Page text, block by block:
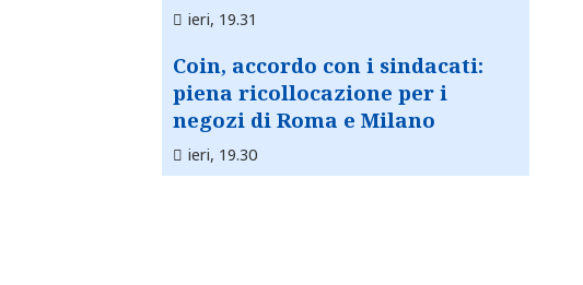
ieri, 19.31
Coin, accordo con i sindacati:
piena ricollocazione per i
negozi di Roma e Milano
ieri, 19.30